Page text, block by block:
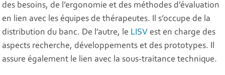
des besoins, de l’ergonomie et des méthodes d’évaluation
en lien avec les équipes de thérapeutes. Il s’occupe de la
distribution du banc. De l’autre, le LISV est en charge des
aspects recherche, développements et des prototypes. Il
assure également le lien avec la sous-traitance technique.